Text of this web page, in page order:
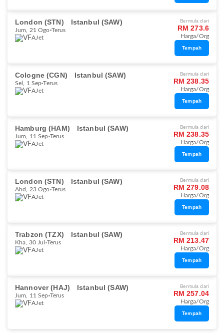
London (STN) Istanbul (SAW)
Jum, 21 Ogo Terus
AJet
Bermula dari
RM 273.6
Harga/Org
Tempah
Cologne (CGN) Istanbul (SAW)
Sel, 1 Sep Terus
AJet
Bermula dari
RM 238.35
Harga/Org
Tempah
Hamburg (HAM) Istanbul (SAW)
Jum, 11 Sep Terus
AJet
Bermula dari
RM 238.35
Harga/Org
Tempah
London (STN) Istanbul (SAW)
Ahd, 23 Ogo Terus
AJet
Bermula dari
RM 279.08
Harga/Org
Tempah
Trabzon (TZX) Istanbul (SAW)
Kha, 30 Jul
Terus
AJet
Bermula dari
RM 213.47
Harga/Org
Tempah
Hannover (HAJ) Istanbul (SAW)
Jum, 11 Sep Terus
AJet
Bermula dari
RM 257.04
Harga/Org
Tempah